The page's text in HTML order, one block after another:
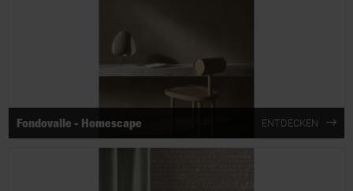
Fondovalle - Homescape ENTDECKEN